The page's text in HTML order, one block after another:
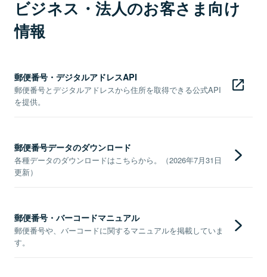
ビジネス・法人のお客さま向け
情報
郵便番号・デジタルアドレスAPI
郵便番号とデジタルアドレスから住所を取得できる公式API
を提供。
郵便番号データのダウンロード
各種データのダウンロードはこちらから。（2026年7月31日
更新）
郵便番号・バーコードマニュアル
郵便番号や、バーコードに関するマニュアルを掲載していま
す。